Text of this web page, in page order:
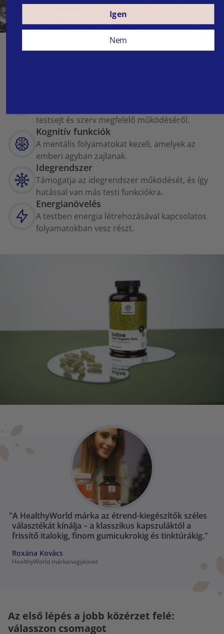
testsejt és szerv megfelelő működéséről.
Kognitív funkciók
A mentális folyamatokat kezeli, amelyek az
emberi agyban zajlanak.
Idegrendszer
Támogatja az idegrendszer működését, és így
hatással van más testi funkciókra.
Energianövelés
A testben energia létrehozásával kapcsolatos
folyamatokban vesz részt.
"A HealthyWorld márka az étrend-kiegészítők széles
választékát kínálja – a klasszikus kapszuláktól a
frissítő italokig, finom gumicukrokig és tinktúrákig."
Roxána Kovács
HealthyWorld márkanagykövet
Az első lépés a jobb közérzet felé:
válasszon csomagot
Igen
Nem